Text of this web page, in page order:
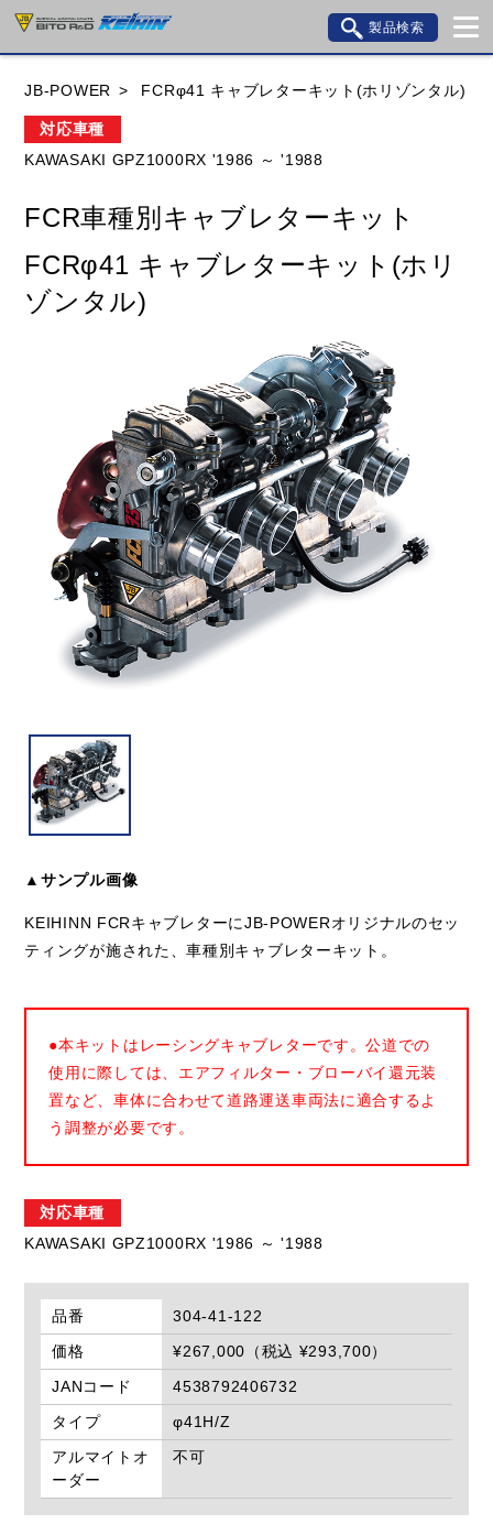
製品検索
HUSQVANA
閉じる
JB-POWER FCRφ41 キャブレターキット(ホリゾンタル)
対応車種
KAWASAKI GPZ1000RX '1986 ～ '1988
FCR車種別キャブレターキット
FCRφ41 キャブレターキット(ホリ
ゾンタル)
▲サンプル画像
KEIHINN FCRキャブレターにJB-POWERオリジナルのセッ
ティングが施された、車種別キャブレターキット。
●本キットはレーシングキャブレターです。公道での
使用に際しては、エアフィルター・ブローバイ還元装
置など、車体に合わせて道路運送車両法に適合するよ
う調整が必要です。
対応車種
KAWASAKI GPZ1000RX '1986 ～ '1988
品番
304-41-122
価格
¥267,000（税込 ¥293,700）
JANコード
4538792406732
タイプ
φ41H/Z
アルマイトオ
ーダー
不可